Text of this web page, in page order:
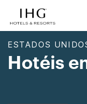
ESTADOS
Hotéis